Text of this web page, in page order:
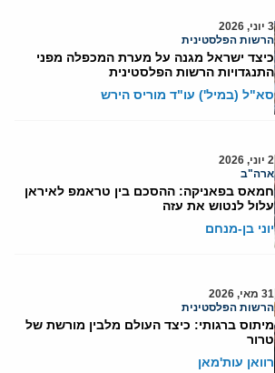
3 יוני, 2026
הרשות הפלסטינית
כיצד ישראל מגנה על מערת המכפלה מפני
התנגדויות הרשות הפלסטינית
סא"ל (במיל') עו"ד מוריס הירש
2 יוני, 2026
ארה"ב
חמאס בפאניקה: ההסכם בין טראמפ לאיראן
עלול לנטוש את עזה
יוני בן-מנחם
31 מאי, 2026
הרשות הפלסטינית
מיתוס ברגותי: כיצד העולם מלבין מורשת של
טרור
רוואן עות'מאן